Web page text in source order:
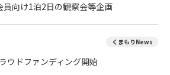
員向け1泊2日の観察会等企画
くまもりNews
ウドファンディング開始